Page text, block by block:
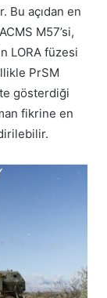
Bu açıdan en
M57’si,
LORA füzesi
PrSM
gösterdiği
fikrine en